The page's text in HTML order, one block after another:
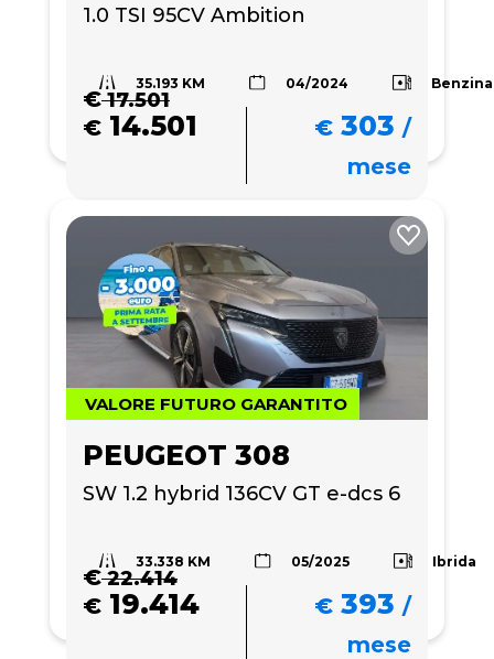
1.0 TSI 95CV Ambition
35.193 KM 04/2024 Benzina
€17.501
€ 14.501 € 303 /
mese
VALORE FUTURO GARANTITO
PEUGEOT 308
SW 1.2 hybrid 136CV GT e-dcs 6
33.338 KM 05/2025 Ibrida
€22.414
€ 19.414 € 393 /
mese